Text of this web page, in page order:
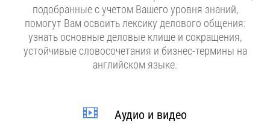
подобранные с учетом Вашего уровня знаний,
помогут Вам освоить лексику делового общения:
узнать основные деловые клише и сокращения,
устойчивые словосочетания и бизнес-термины на
английском языке.
Аудио и видео